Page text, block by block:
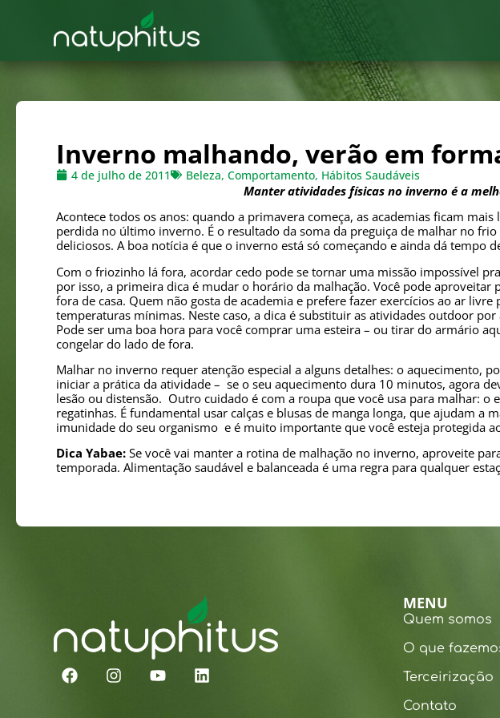
Inverno malhando, verão em
4 de julho de 2011 Beleza, Comportamento, Hábitos Saudáveis
Manter atividades físicas no inverno é a
Acontece todos os anos: quando a primavera começa, as academias ficam
perdida no último inverno. É o resultado da soma da preguiça de malhar no
deliciosos. A boa notícia é que o inverno está só começando e ainda dá tempo
Com o friozinho lá fora, acordar cedo pode se tornar uma missão impossível
por isso, a primeira dica é mudar o horário da malhação. Você pode
fora de casa. Quem não gosta de academia e prefere fazer exercícios ao ar
temperaturas mínimas. Neste caso, a dica é substituir as atividades outdoor
Pode ser uma boa hora para você comprar uma esteira – ou tirar do armário
congelar do lado de fora.
Malhar no inverno requer atenção especial a alguns detalhes: o aquecimento,
iniciar a prática da atividade – se o seu aquecimento dura 10 minutos, agora
lesão ou distensão. Outro cuidado é com a roupa que você usa para malhar:
regatinhas. É fundamental usar calças e blusas de manga longa, que ajudam
imunidade do seu organismo e é muito importante que você esteja protegida
Dica Yabae: Se você vai manter a rotina de malhação no inverno, aproveite
temporada. Alimentação saudável e balanceada é uma regra para qualquer
MENU
Quem somos
O que
Terceirização
Contato